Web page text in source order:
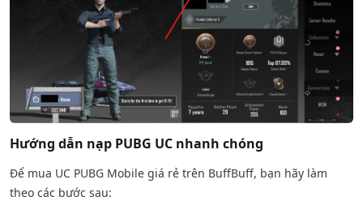
Hướng dẫn nạp PUBG UC nhanh chóng
Để mua UC PUBG Mobile giá rẻ trên BuffBuff, bạn hãy làm
theo các bước sau: